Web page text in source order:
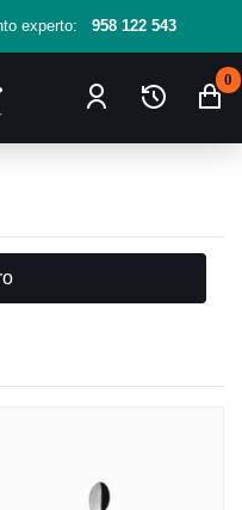
experto: 958 122 543
0